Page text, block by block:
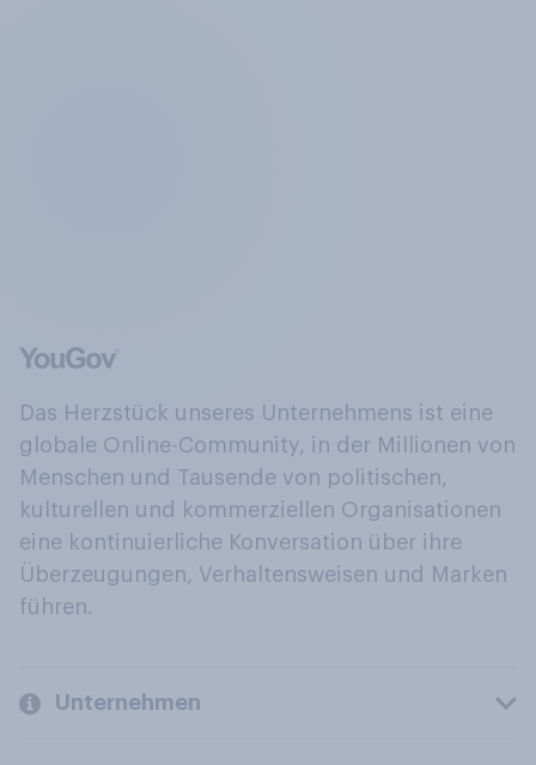
Das Herzstück unseres Unternehmens ist eine
globale Online-Community, in der Millionen von
Menschen und Tausende von politischen,
kulturellen und kommerziellen Organisationen
eine kontinuierliche Konversation über ihre
Überzeugungen, Verhaltensweisen und Marken
führen.
Unternehmen